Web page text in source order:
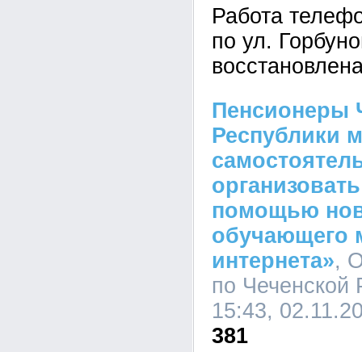
Работа
по ул.
Пенсионеры
Республики
помощью
обучающего
интернета»,
по Чеченской
15:43,
381